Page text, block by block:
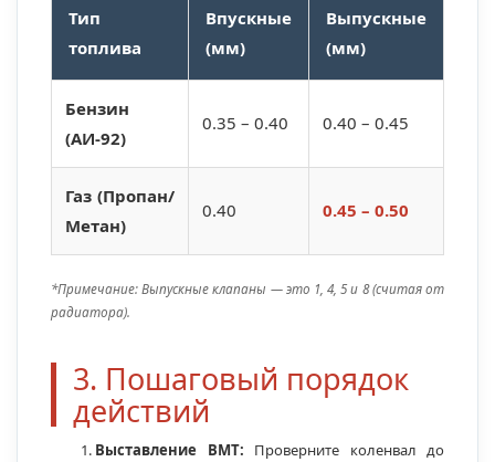
Тип
топлива
Впускные
(мм)
Выпускные
(мм)
Бензин
(АИ-92)
0.35 – 0.40 0.40 – 0.45
Газ (Пропан/
Метан)
0.40 0.45 – 0.50
*Примечание: Выпускные клапаны — это 1, 4, 5 и 8 (считая от
радиатора).
3. Пошаговый порядок
действий
Выставление ВМТ: Проверните коленвал до